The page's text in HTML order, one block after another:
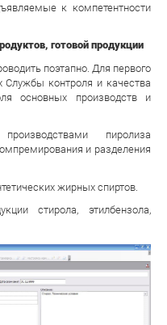
к компетентности
готовой продукции
поэтапно. Для первого
контроля и качества
основных производств и
пиролиза
и разделения
жирных спиртов.
стирола, этилбензола,